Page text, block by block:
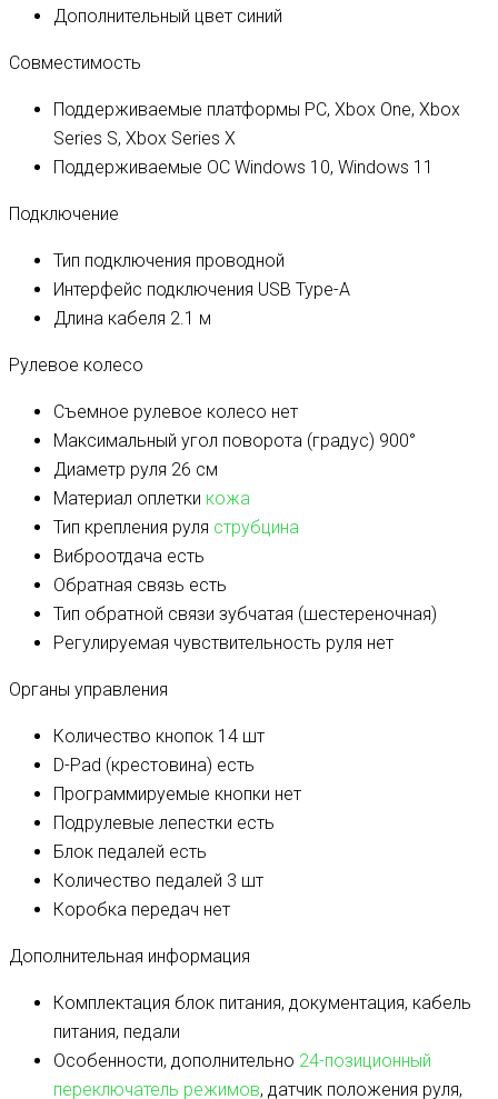
Дополнительный цвет синий
Совместимость
Поддерживаемые платформы PC, Xbox One, Xbox
Series S, Xbox Series X
Поддерживаемые ОС Windows 10, Windows 11
Подключение
Тип подключения проводной
Интерфейс подключения USB Type-A
Длина кабеля 2.1 м
Рулевое колесо
Съемное рулевое колесо нет
Максимальный угол поворота (градус) 900°
Диаметр руля 26 см
Материал оплетки кожа
Тип крепления руля струбцина
Виброотдача есть
Обратная связь есть
Тип обратной связи зубчатая (шестереночная)
Регулируемая чувствительность руля нет
Органы управления
Количество кнопок 14 шт
D-Pad (крестовина) есть
Программируемые кнопки нет
Подрулевые лепестки есть
Блок педалей есть
Количество педалей 3 шт
Коробка передач нет
Дополнительная информация
Комплектация блок питания, документация, кабель
питания, педали
Особенности, дополнительно 24-позиционный
переключатель режимов, датчик положения руля,